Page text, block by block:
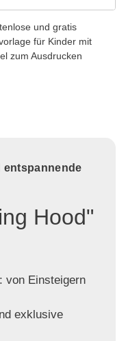
und gratis
für Kinder mit
zum Ausdrucken
entspannende
Hood"
von Einsteigern
exklusive